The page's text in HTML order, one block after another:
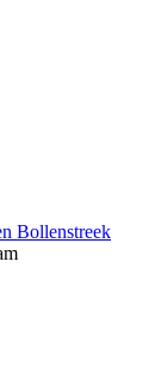
Bollenstreek